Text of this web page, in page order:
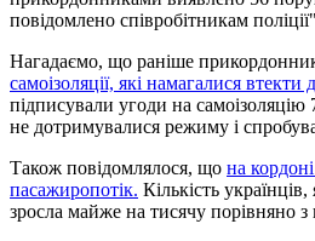
повідомлено співробітникам
Нагадаємо, що раніше
самоізоляції, які намагалися втекти
підписували угоди на самоізоляцію
не дотримувалися режиму і
Також повідомлялося, що на
пасажиропотік. Кількість
зросла майже на тисячу порівняно